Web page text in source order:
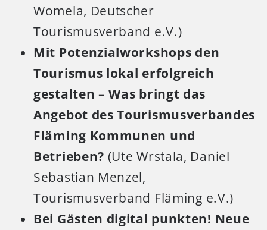
Womela, Deutscher
Tourismusverband e.V.)
Mit Potenzialworkshops den
Tourismus lokal erfolgreich
gestalten – Was bringt das
Angebot des Tourismusverbandes
Fläming Kommunen und
Betrieben? (Ute Wrstala, Daniel
Sebastian Menzel,
Tourismusverband Fläming e.V.)
Bei Gästen digital punkten! Neue